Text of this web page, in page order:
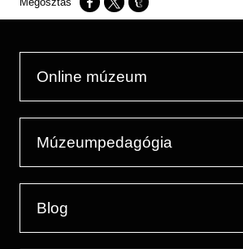
Opens in a new window
Opens in a new window
Opens in a new window
Online múzeum
Múzeumpedagógia
Blog